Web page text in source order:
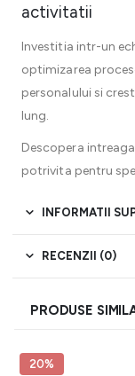
activitatii
Investitia intr-un
optimizarea
personalului si
lung.
Descopera
potrivita pentru
INFORMATII
RECENZII (0)
PRODUSE
20%